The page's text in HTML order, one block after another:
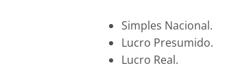
Simples Nacional.
Lucro Presumido.
Lucro Real.